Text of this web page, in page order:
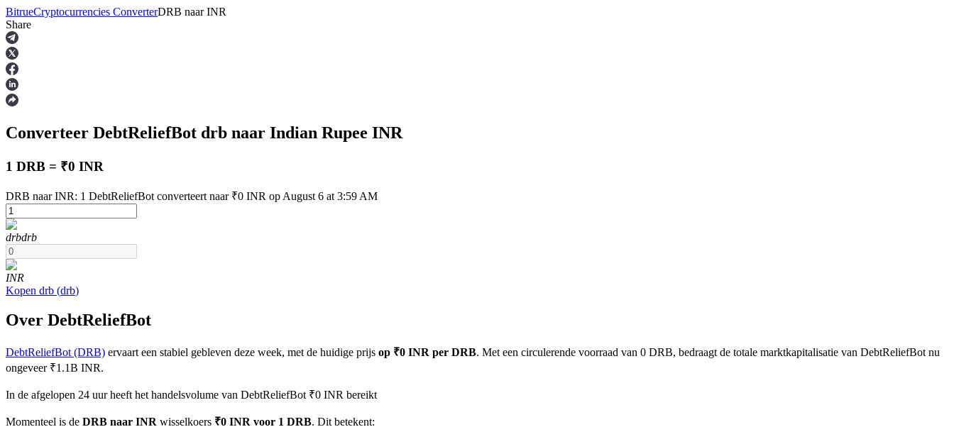
Termijncontracten
Futures met USDT als onderpand
BitrueCryptocurrencies ConverterDRB naar INR
Share
Converteer DebtReliefBot drb naar Indian Rupee INR
1 DRB = ₹0 INR
DRB naar INR: 1 DebtReliefBot converteert naar ₹0 INR op August 6 at 3:59 AM
drbdrb
INR
Kopen drb (drb)
Over DebtReliefBot
DebtReliefBot (DRB) ervaart een stabiel gebleven deze week, met de huidige prijs op ₹0 INR per DRB. Met een circulerende voorraad van 0 DRB, bedraagt de totale marktkapitalisatie van DebtReliefBot nu
ongeveer ₹1.1B INR.
In de afgelopen 24 uur heeft het handelsvolume van DebtReliefBot ₹0 INR bereikt
Momenteel is de DRB naar INR wisselkoers ₹0 INR voor 1 DRB. Dit betekent: